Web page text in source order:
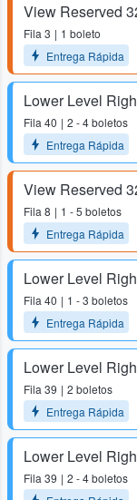
View Reserved
Fila 3
1 boleto
Entrega Rápida
Lower Level
Fila 40
2 - 4 boletos
Entrega Rápida
View Reserved
Fila 8
1 - 5 boletos
Entrega Rápida
Lower Level
Fila 40
1 - 3 boletos
Entrega Rápida
Lower Level
Fila 39
2 boletos
Entrega Rápida
Lower Level
Fila 39
2 - 4 boletos